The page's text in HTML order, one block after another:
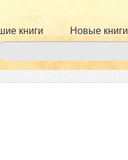
книги Новые книги